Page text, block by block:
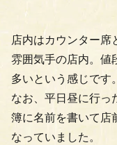
店内はカウンター席
雰囲気手の店内。値
多いという感じです。
なお、平日昼に行っ
簿に名前を書いて店
なっていました。